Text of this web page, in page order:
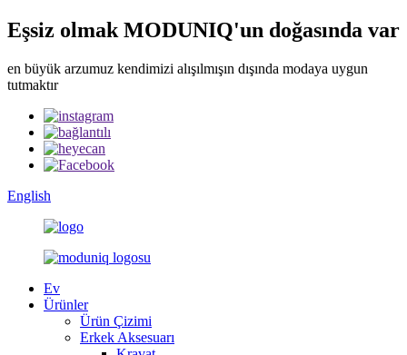
Eşsiz olmak MODUNIQ'un doğasında var
en büyük arzumuz kendimizi alışılmışın dışında modaya uygun
tutmaktır
English
Ev
Ürünler
Ürün Çizimi
Erkek Aksesuarı